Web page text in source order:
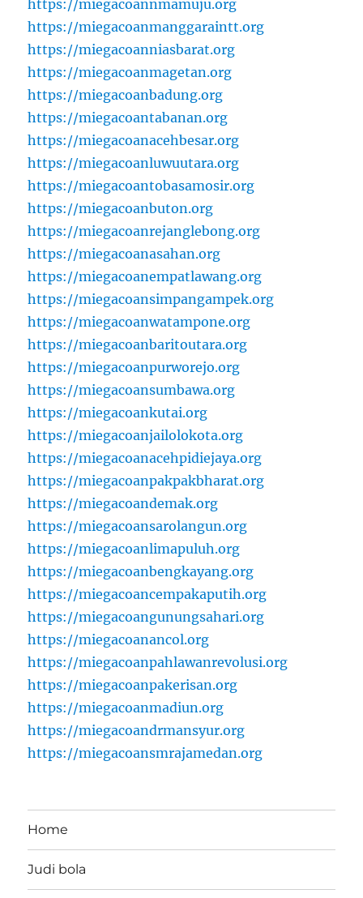
https://miegacoannmamuju.org
https://miegacoanmanggaraintt.org
https://miegacoanniasbarat.org
https://miegacoanmagetan.org
https://miegacoanbadung.org
https://miegacoantabanan.org
https://miegacoanacehbesar.org
https://miegacoanluwuutara.org
https://miegacoantobasamosir.org
https://miegacoanbuton.org
https://miegacoanrejanglebong.org
https://miegacoanasahan.org
https://miegacoanempatlawang.org
https://miegacoansimpangampek.org
https://miegacoanwatampone.org
https://miegacoanbaritoutara.org
https://miegacoanpurworejo.org
https://miegacoansumbawa.org
https://miegacoankutai.org
https://miegacoanjailolokota.org
https://miegacoanacehpidiejaya.org
https://miegacoanpakpakbharat.org
https://miegacoandemak.org
https://miegacoansarolangun.org
https://miegacoanlimapuluh.org
https://miegacoanbengkayang.org
https://miegacoancempakaputih.org
https://miegacoangunungsahari.org
https://miegacoanancol.org
https://miegacoanpahlawanrevolusi.org
https://miegacoanpakerisan.org
https://miegacoanmadiun.org
https://miegacoandrmansyur.org
https://miegacoansmrajamedan.org
Home
Judi bola